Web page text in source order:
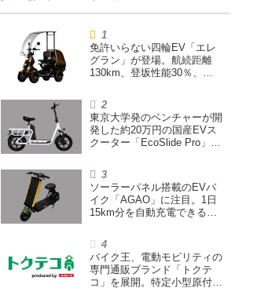
免許いらない四輪EV「エレ
グラン」が登場。航続距離
130km、登坂性能30％、
東京大学発のベンチャーが開
発した約20万円の国産EVス
クーター「EcoSlide Pro」が
ハイパワー特定小型原付
ソーラーパネル搭載のEVバ
イク「AGAO」に注目。1日
15km分を自動充電できる
バイク王、電動モビリティの
専門通販ブランド「トクテ
コ」を展開。特定小型原付や